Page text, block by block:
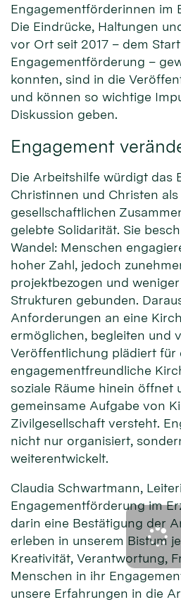
Engagementförderinnen im
Die Eindrücke, Haltungen
vor Ort seit 2017 – dem
Engagementförderung –
konnten, sind in die
und können so wichtige
Diskussion geben.
Engagement
Die Arbeitshilfe würdigt das
Christinnen und Christen
gesellschaftlichen
gelebte Solidarität. Sie
Wandel: Menschen
hoher Zahl, jedoch
projektbezogen und
Strukturen gebunden.
Anforderungen an eine
ermöglichen, begleiten und
Veröffentlichung plädiert für
engagementfreundliche
soziale Räume hinein öffnet
gemeinsame Aufgabe von
Zivilgesellschaft versteht.
nicht nur organisiert,
weiterentwickelt.
Claudia Schwartmann,
Engagementförderung im
darin eine Bestätigung der
erleben in unserem Bistum
Kreativität, Verantwortung,
Menschen in ihr
unsere Erfahrungen in die